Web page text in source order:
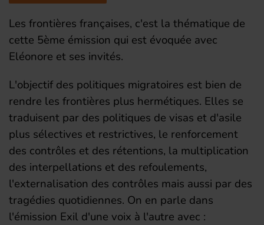
Les frontières françaises, c'est la thématique de
cette 5ème émission qui est évoquée avec
Eléonore et ses invités.
L'objectif des politiques migratoires est bien de
rendre les frontières plus hermétiques. Elles se
traduisent par des politiques de visas et d'asile
plus sélectives et restrictives, le renforcement
des contrôles et des rétentions, la multiplication
des interpellations et des refoulements,
l'externalisation des contrôles mais aussi par des
tragédies quotidiennes. On en parle dans
l'émission Exil d'une voix à l'autre avec :